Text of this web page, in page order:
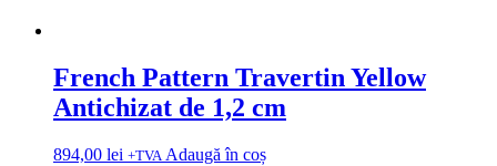
French Pattern Travertin Yellow
Antichizat de 1,2 cm
894,00 lei +TVA Adaugă în coș